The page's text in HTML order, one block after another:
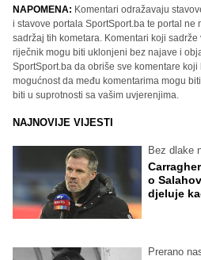
NAPOMENA: Komentari odražavaju
i stavove portala SportSport.ba te portal ne
sadržaj tih kometara. Komentari koji
riječnik mogu biti uklonjeni bez najave i
SportSport.ba da obriše sve komentare
mogućnost da među komentarima mogu
biti u suprotnosti sa vašim uvjerenjima.
NAJNOVIJE VIJESTI
Bez dlake
o
djeluje
Prerano